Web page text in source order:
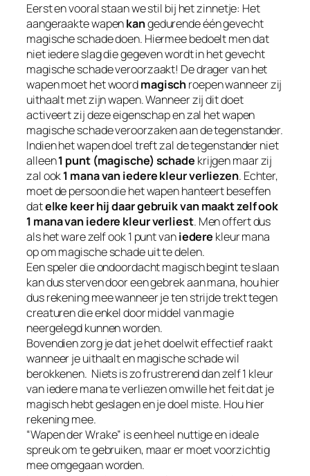
Eerst en vooral staan we stil bij het zinnetje: Het
aangeraakte wapenkangedurende één gevecht
magische schade doen. Hiermee bedoelt men dat
niet iedere slag die gegeven wordt in het gevecht
magische schade veroorzaakt! De drager van het
wapen moet het woordmagischroepen wanneer zij
uithaalt met zijn wapen. Wanneer zij dit doet
activeert zij deze eigenschap en zal het wapen
magische schade veroorzaken aan de tegenstander.
Indien het wapen doel treft zal de tegenstander niet
alleen1 punt (magische) schade krijgen maar zij
zal ook1 mana van iedere kleur verliezen. Echter,
moet de persoon die het wapen hanteert beseffen
datelke keer hij daar gebruik van maakt zelf ook
1 mana van iedere kleur verliest. Men offert dus
als het ware zelf ook 1 punt vaniedere kleur mana
op om magische schade uit te delen.
Een speler die ondoordacht magisch begint te slaan
kan dus sterven door een gebrek aan mana, hou hier
dus rekening mee wanneer je ten strijde trekt tegen
creaturen die enkel door middel van magie
neergelegd kunnen worden.
Bovendien zorg je dat je het doelwit effectief raakt
wanneer je uithaalt en magische schade wil
berokkenen. Niets is zo frustrerend dan zelf 1 kleur
van iedere mana te verliezen omwille het feit dat je
magisch hebt geslagen en je doel miste. Hou hier
rekening mee.
“Wapen der Wrake” is een heel nuttige en ideale
spreuk om te gebruiken, maar er moet voorzichtig
mee omgegaan worden.